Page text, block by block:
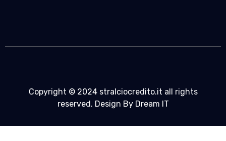
Copyright © 2024 stralciocredito.it all rights
reserved. Design By Dream IT